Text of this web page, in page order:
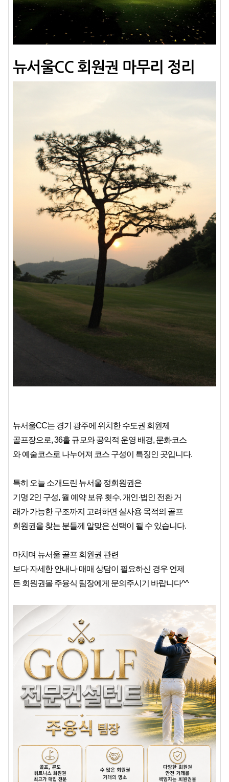
뉴서울CC 회원권 마무리 정리
뉴서울CC는 경기 광주에 위치한 수도권 회원제
골프장으로, 36홀 규모와 공익적 운영 배경, 문화코스
와 예술코스로 나누어져 코스 구성이 특징인 곳입니다.
특히 오늘 소개드린 뉴서울 정회원권은
기명 2인 구성, 월 예약 보유 횟수, 개인·법인 전환 거
래가 가능한 구조까지 고려하면 실사용 목적의 골프
회원권을 찾는 분들께 알맞은 선택이 될 수 있습니다.
마치며 뉴서울 골프 회원권 관련
보다 자세한 안내나 매매 상담이 필요하신 경우 언제
든 회원권몰 주융식 팀장에게 문의주시기 바랍니다^^